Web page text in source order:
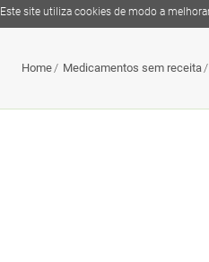
Este site utiliza cookies de modo a
Home Medicamentos sem receita